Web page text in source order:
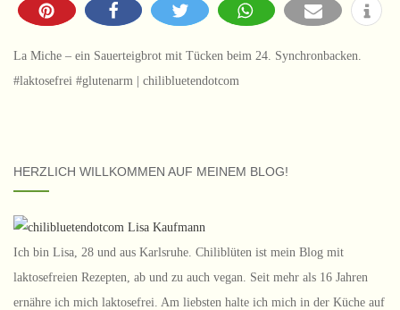
La Miche – ein Sauerteigbrot mit Tücken beim 24. Synchronbacken.
#laktosefrei #glutenarm | chilibluetendotcom
HERZLICH WILLKOMMEN AUF MEINEM BLOG!
Ich bin Lisa, 28 und aus Karlsruhe. Chiliblüten ist mein Blog mit
laktosefreien Rezepten, ab und zu auch vegan. Seit mehr als 16 Jahren
ernähre ich mich laktosefrei. Am liebsten halte ich mich in der Küche auf